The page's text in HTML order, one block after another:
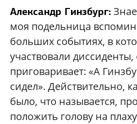
Александр Гинзбург:
моя подельница
больших событиях, в
участвовали диссиденты,
приговаривает: «А
сидел». Действительно,
было, что называется,
положить голову на